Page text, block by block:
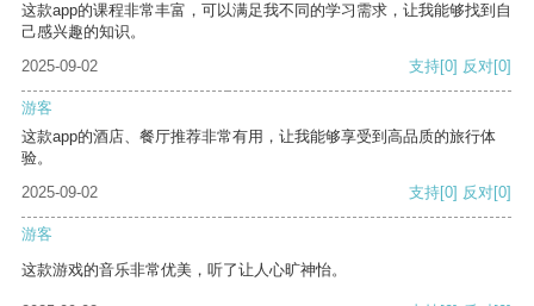
这款app的课程非常丰富，可以满足我不同的学习需求，让我能够找到自
己感兴趣的知识。
2025-09-02
支持[0] 反对[0]
游客
这款app的酒店、餐厅推荐非常有用，让我能够享受到高品质的旅行体
验。
2025-09-02
支持[0] 反对[0]
游客
这款游戏的音乐非常优美，听了让人心旷神怡。